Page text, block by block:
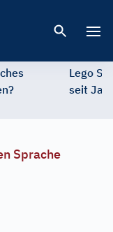
Lego
seit
Sprache